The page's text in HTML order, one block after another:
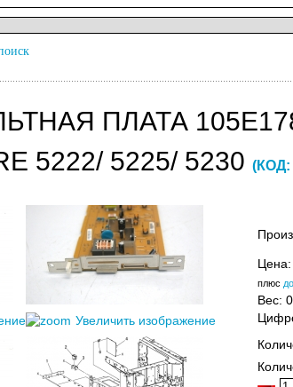
ПЛАТА
5222/ 5225/ 5230 (КОД:
Увеличить изображение
Цена:
плюс
Вес: